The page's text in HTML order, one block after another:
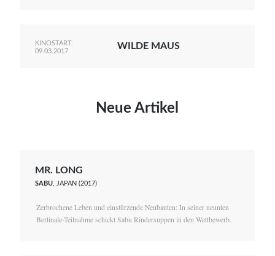
KINOSTART:
09.03.2017
WILDE MAUS
Neue Artikel
MR. LONG
SABU, JAPAN (2017)
Zerbrochene Leben und einstürzende Neubauten: In seiner neunten
Berlinale-Teilnahme schickt Sabu Rindersuppen in den Wettbewerb.